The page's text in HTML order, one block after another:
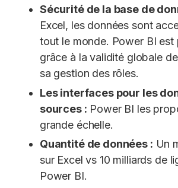
Sécurité de la base de
Excel, les données sont
tout le monde. Power BI est
grâce à la validité globale
sa gestion des rôles.
Les interfaces pour les
sources : Power BI les
grande échelle.
Quantité de données : Un
sur Excel vs 10 milliards de
Power BI.